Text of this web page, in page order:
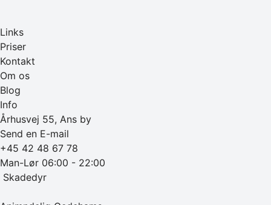
Links
Priser
Kontakt
Om os
Blog
Info
Århusvej 55, Ans by
Send en E-mail
+45 42 48 67 78
Man-Lør 06:00 - 22:00
‎ Skadedyr